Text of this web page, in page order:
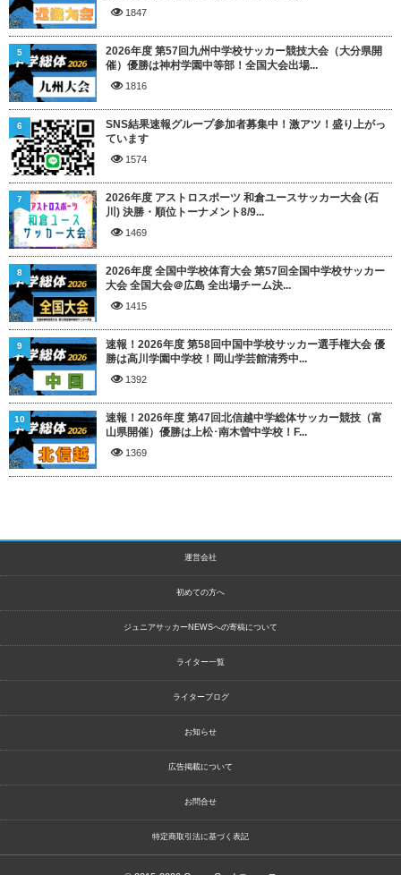
1847
2026年度 第57回九州中学校サッカー競技大会（大分県開
催）優勝は神村学園中等部！全国大会出場...
1816
5
SNS結果速報グループ参加者募集中！激アツ！盛り上がっ
ています
1574
6
2026年度 アストロスポーツ 和倉ユースサッカー大会 (石
川) 決勝・順位トーナメント8/9...
1469
7
2026年度 全国中学校体育大会 第57回全国中学校サッカー
大会 全国大会＠広島 全出場チーム決...
1415
8
速報！2026年度 第58回中国中学校サッカー選手権大会 優
勝は高川学園中学校！岡山学芸館清秀中...
1392
9
速報！2026年度 第47回北信越中学総体サッカー競技（富
山県開催）優勝は上松･南木曽中学校！F...
1369
10
運営会社
初めての方へ
ジュニアサッカーNEWSへの寄稿について
ライター一覧
ライターブログ
お知らせ
広告掲載について
お問合せ
特定商取引法に基づく表記